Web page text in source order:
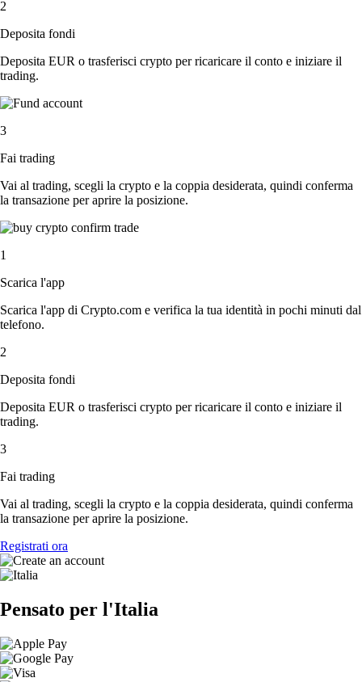
2
Deposita fondi
Deposita EUR o trasferisci crypto per ricaricare il conto e iniziare il
trading.
3
Fai trading
Vai al trading, scegli la crypto e la coppia desiderata, quindi conferma
la transazione per aprire la posizione.
1
Scarica l'app
Scarica l'app di Crypto.com e verifica la tua identità in pochi minuti dal
telefono.
2
Deposita fondi
Deposita EUR o trasferisci crypto per ricaricare il conto e iniziare il
trading.
3
Fai trading
Vai al trading, scegli la crypto e la coppia desiderata, quindi conferma
la transazione per aprire la posizione.
Registrati ora
Pensato per l'Italia